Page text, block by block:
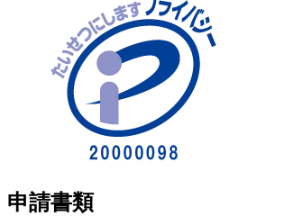
申請書類